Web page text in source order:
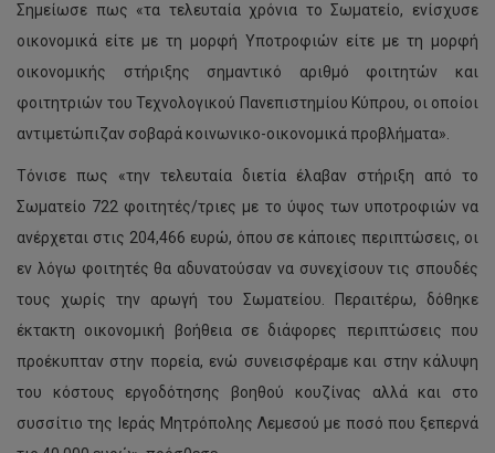
Σημείωσε πως «τα τελευταία χρόνια το Σωματείο, ενίσχυσε
οικονομικά είτε με τη μορφή Υποτροφιών είτε με τη μορφή
οικονομικής στήριξης σημαντικό αριθμό φοιτητών και
φοιτητριών του Τεχνολογικού Πανεπιστημίου Κύπρου, οι οποίοι
αντιμετώπιζαν σοβαρά κοινωνικο-οικονομικά προβλήματα».
Τόνισε πως «την τελευταία διετία έλαβαν στήριξη από το
Σωματείο 722 φοιτητές/τριες με το ύψος των υποτροφιών να
ανέρχεται στις 204,466 ευρώ, όπου σε κάποιες περιπτώσεις, οι
εν λόγω φοιτητές θα αδυνατούσαν να συνεχίσουν τις σπουδές
τους χωρίς την αρωγή του Σωματείου. Περαιτέρω, δόθηκε
έκτακτη οικονομική βοήθεια σε διάφορες περιπτώσεις που
προέκυπταν στην πορεία, ενώ συνεισφέραμε και στην κάλυψη
του κόστους εργοδότησης βοηθού κουζίνας αλλά και στο
συσσίτιο της Ιεράς Μητρόπολης Λεμεσού με ποσό που ξεπερνά